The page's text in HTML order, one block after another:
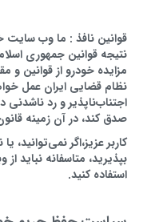
قوانین نافذ : ما وب سایت
نتیجه قوانین جمهوری
مزایده خودرو از قوانین و
نظام قضایی ایران عمل
اجتناب‌ناپذیر و رد
صدق کند، در آن زمینه
کاربر عزیز،اگر نمی‌توانید،
بپذیرید، متاسفانه نباید
استفاده کنید.